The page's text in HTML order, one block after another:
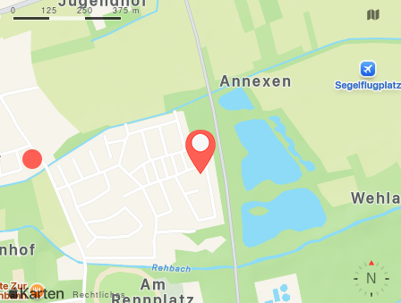
Eintragen
App
Blog
Partner
Kontakt
Impressum